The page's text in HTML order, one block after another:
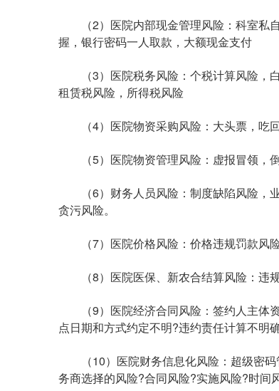
（2）医院内部现金管理风险：科室私
握，银行密码一人取款，大额现金支付
（3）医院税务风险：个税计算风险，白
租赁税风险，所得税风险
（4）医院物资采购风险：大头票，吃
（5）医院物资管理风险：虚报冒领，倒
（6）财务人员风险：制度缺陷风险，业
贪污风险。
（7）医院价格风险：价格违规罚款风
（8）医院医保、新农合结算风险：违
（9）医院经济合同风险：签约人主体
点日期和方式约定不明?违约责任计算不明
（10）医院财务信息化风险：超级密码
务商选择的风险?合同风险?实施风险?时间